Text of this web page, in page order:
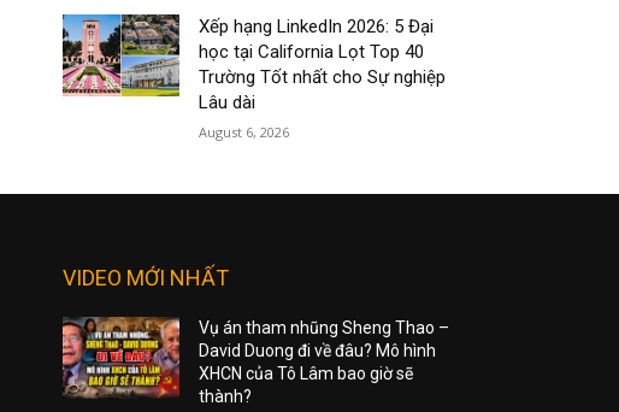
Xếp hạng LinkedIn 2026: 5 Đại
học tại California Lọt Top 40
Trường Tốt nhất cho Sự nghiệp
Lâu dài
August 6, 2026
VIDEO MỚI NHẤT
Vụ án tham nhũng Sheng Thao –
David Duong đi về đâu? Mô hình
XHCN của Tô Lâm bao giờ sẽ
thành?